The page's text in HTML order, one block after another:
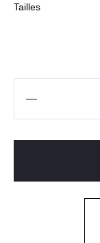
Tailles
X.LINEN